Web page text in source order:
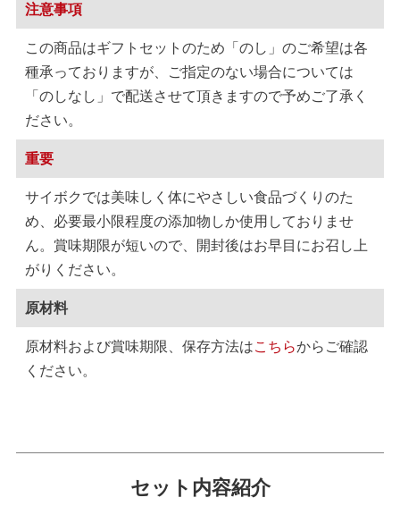
注意事項
この商品はギフトセットのため「のし」のご希望は各
種承っておりますが、ご指定のない場合については
「のしなし」で配送させて頂きますので予めご了承く
ださい。
重要
サイボクでは美味しく体にやさしい食品づくりのた
め、必要最小限程度の添加物しか使用しておりませ
ん。賞味期限が短いので、開封後はお早目にお召し上
がりください。
原材料
原材料および賞味期限、保存方法はこちらからご確認
ください。
セット内容紹介